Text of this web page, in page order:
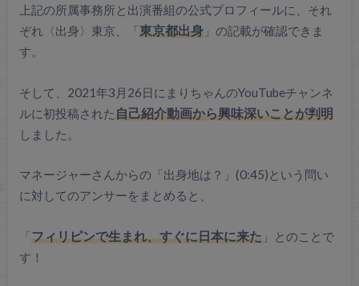
上記の所属事務所と出演番組の公式プロフィールに、それ
ぞれ〈出身〉東京、「東京都出身」の記載が確認できま
す。
そして、2021年3月26日にまりちゃんのYouTubeチャンネ
ルに初投稿された自己紹介動画から興味深いことが判明
しました。
マネージャーさんからの「出身地は？」(0:45)という問い
に対してのアンサーをまとめると、
「フィリピンで生まれ、すぐに日本に来た」とのことで
す！